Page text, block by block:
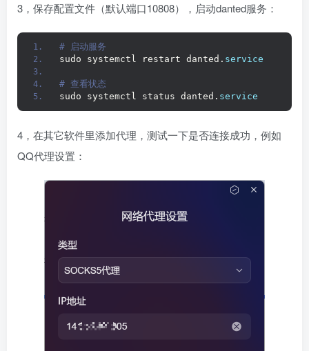
3，保存配置文件（默认端口10808），启动danted服务：
# 启动服务
sudo systemctl restart danted. service
# 查看状态
sudo systemctl status danted. service
4，在其它软件里添加代理，测试一下是否连接成功，例如
QQ代理设置：